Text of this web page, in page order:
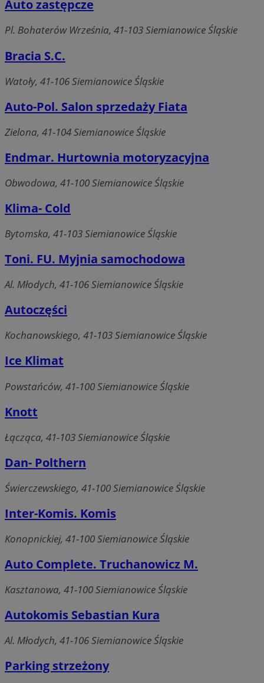
Auto zastępcze
Pl. Bohaterów Września, 41-103 Siemianowice Śląskie
Bracia S.C.
Watoły, 41-106 Siemianowice Śląskie
Auto-Pol. Salon sprzedaży Fiata
Zielona, 41-104 Siemianowice Śląskie
Endmar. Hurtownia motoryzacyjna
Obwodowa, 41-100 Siemianowice Śląskie
Klima- Cold
Bytomska, 41-103 Siemianowice Śląskie
Toni. FU. Myjnia samochodowa
Al. Młodych, 41-106 Siemianowice Śląskie
Autoczęści
Kochanowskiego, 41-103 Siemianowice Śląskie
Ice Klimat
Powstańców, 41-100 Siemianowice Śląskie
Knott
Łącząca, 41-103 Siemianowice Śląskie
Dan- Polthern
Świerczewskiego, 41-100 Siemianowice Śląskie
Inter-Komis. Komis
Konopnickiej, 41-100 Siemianowice Śląskie
Auto Complete. Truchanowicz M.
Kasztanowa, 41-100 Siemianowice Śląskie
Autokomis Sebastian Kura
Al. Młodych, 41-106 Siemianowice Śląskie
Parking strzeżony